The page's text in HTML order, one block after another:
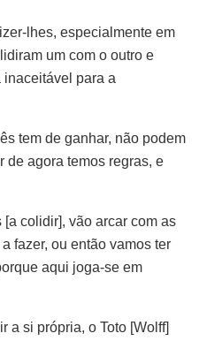
lhes, especialmente em
um com o outro e
para a
tem de ganhar, não podem
de agora temos regras, e
[a colidir], vão arcar com as
fazer, ou então vamos ter
aqui joga-se em
a si própria, o Toto [Wolff]